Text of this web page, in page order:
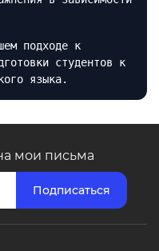
подходе к
студентов к
языка.
мои письма